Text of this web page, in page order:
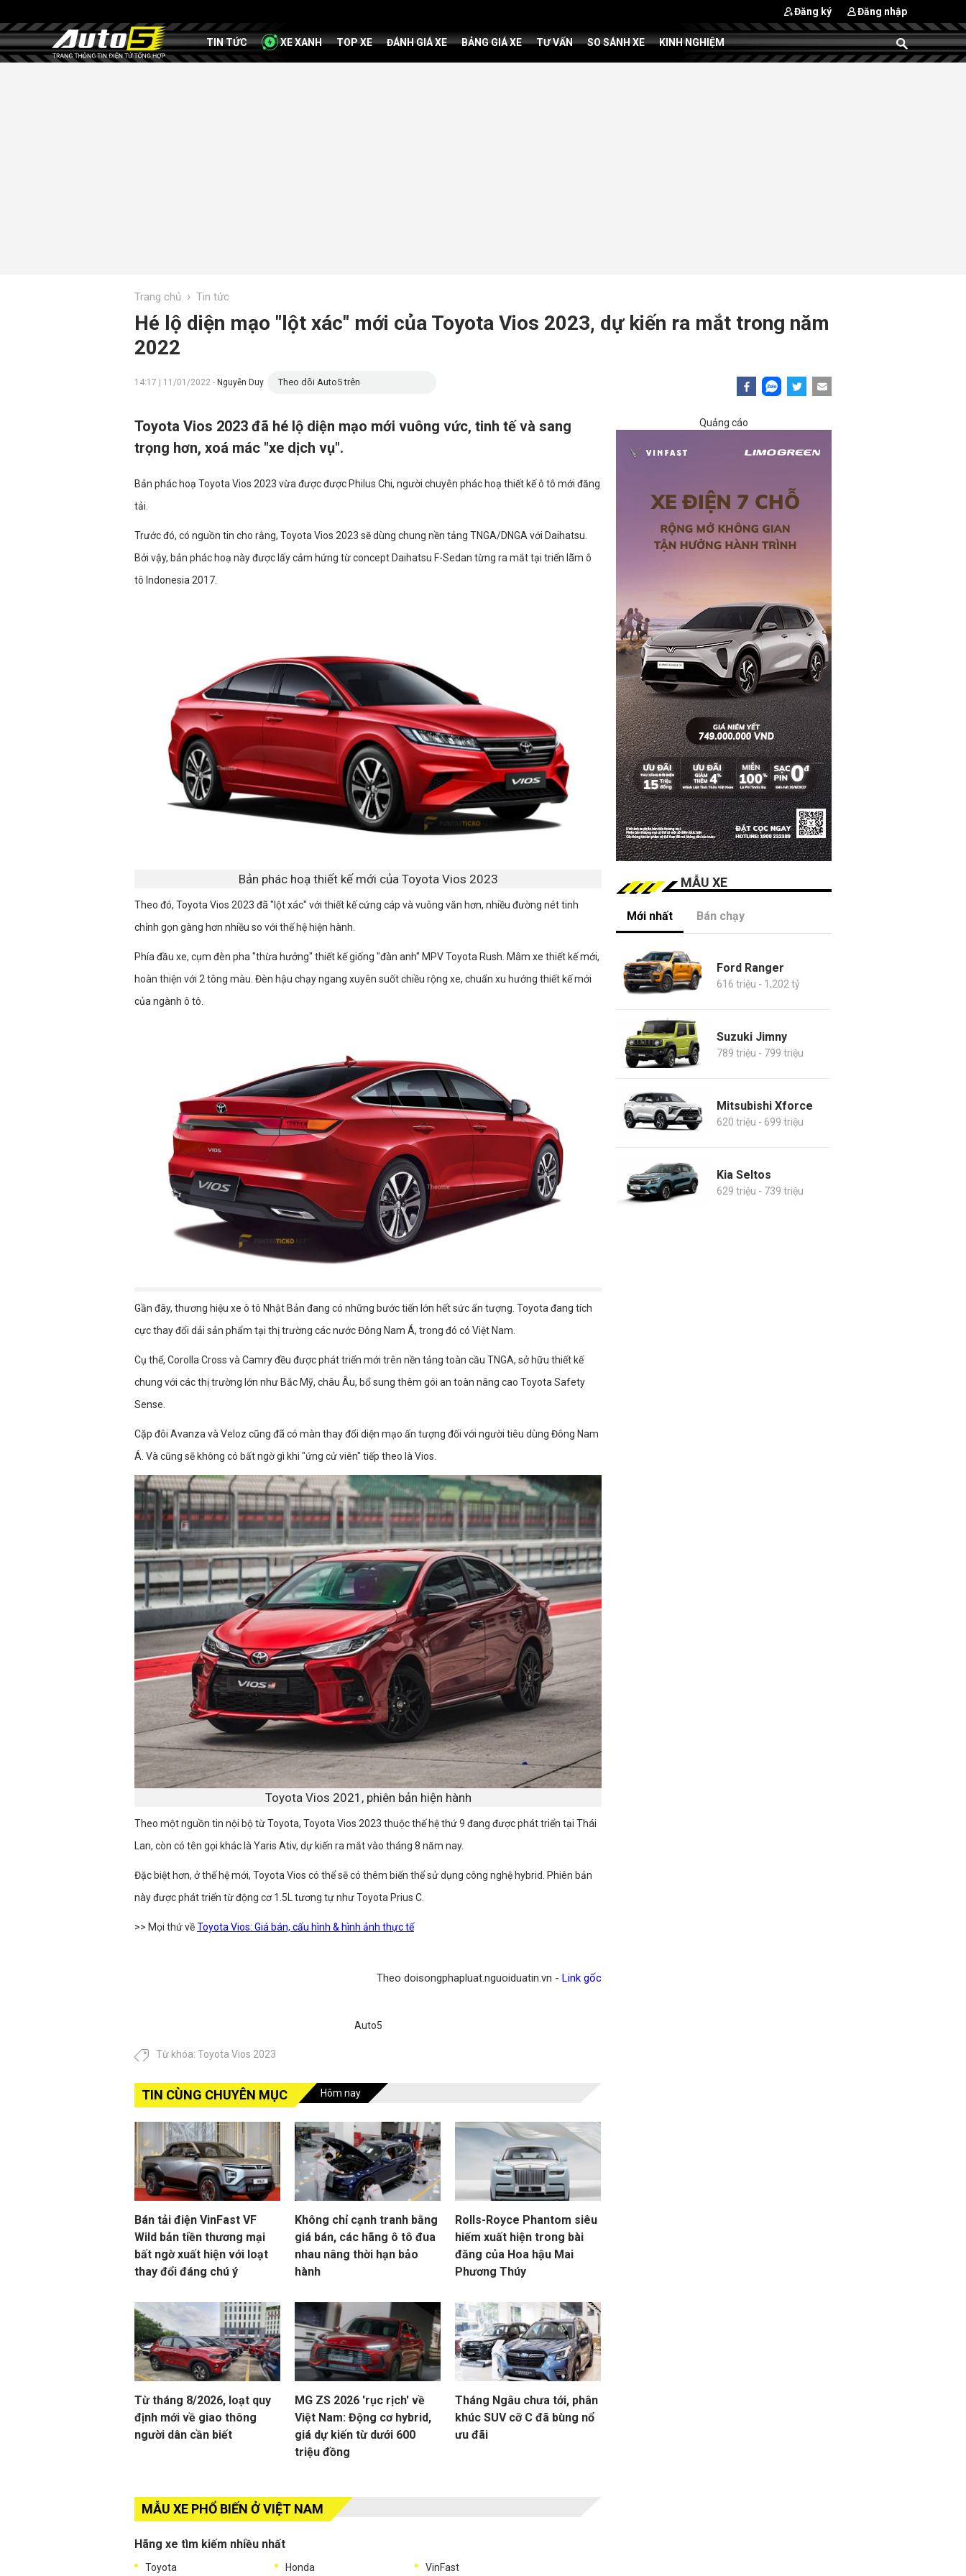
Đăng ký Đăng nhập
TIN TỨC XE XANH TOP XE ĐÁNH GIÁ XE BẢNG GIÁ XE TƯ VẤN SO SÁNH XE KINH NGHIỆM
Trang chủ › Tin tức
Hé lộ diện mạo "lột xác" mới của Toyota Vios 2023, dự kiến ra mắt trong năm
2022
14:17 | 11/01/2022 - Nguyễn Duy Theo dõi Auto5 trên
Toyota Vios 2023 đã hé lộ diện mạo mới vuông vức, tinh tế và sang
trọng hơn, xoá mác "xe dịch vụ".
Bản phác hoạ Toyota Vios 2023 vừa được được Philus Chi, người chuyên phác hoạ thiết kế ô tô mới đăng
tải.
Trước đó, có nguồn tin cho rằng, Toyota Vios 2023 sẽ dùng chung nền tảng TNGA/DNGA với Daihatsu.
Bởi vậy, bản phác hoạ này được lấy cảm hứng từ concept Daihatsu F-Sedan từng ra mắt tại triển lãm ô
tô Indonesia 2017.
Bản phác hoạ thiết kế mới của Toyota Vios 2023
Theo đó, Toyota Vios 2023 đã "lột xác" với thiết kế cứng cáp và vuông vắn hơn, nhiều đường nét tinh
chỉnh gọn gàng hơn nhiều so với thế hệ hiện hành.
Phía đầu xe, cụm đèn pha "thừa hưởng" thiết kế giống "đàn anh" MPV Toyota Rush. Mâm xe thiết kế mới,
hoàn thiện với 2 tông màu. Đèn hậu chạy ngang xuyên suốt chiều rộng xe, chuẩn xu hướng thiết kế mới
của ngành ô tô.
Gần đây, thương hiệu xe ô tô Nhật Bản đang có những bước tiến lớn hết sức ấn tượng. Toyota đang tích
cực thay đổi dải sản phẩm tại thị trường các nước Đông Nam Á, trong đó có Việt Nam.
Cụ thể, Corolla Cross và Camry đều được phát triển mới trên nền tảng toàn cầu TNGA, sở hữu thiết kế
chung với các thị trường lớn như Bắc Mỹ, châu Âu, bổ sung thêm gói an toàn nâng cao Toyota Safety
Sense.
Cặp đôi Avanza và Veloz cũng đã có màn thay đổi diện mạo ấn tượng đối với người tiêu dùng Đông Nam
Á. Và cũng sẽ không có bất ngờ gì khi "ứng cử viên" tiếp theo là Vios.
Toyota Vios 2021, phiên bản hiện hành
Theo một nguồn tin nội bộ từ Toyota, Toyota Vios 2023 thuộc thế hệ thứ 9 đang được phát triển tại Thái
Lan, còn có tên gọi khác là Yaris Ativ, dự kiến ra mắt vào tháng 8 năm nay.
Đặc biệt hơn, ở thế hệ mới, Toyota Vios có thể sẽ có thêm biến thể sử dụng công nghệ hybrid. Phiên bản
này được phát triển từ động cơ 1.5L tương tự như Toyota Prius C.
>> Mọi thứ vềToyota Vios: Giá bán, cấu hình & hình ảnh thực tế
Theo doisongphapluat.nguoiduatin.vn - Link gốc
Auto5
Từ khóa: Toyota Vios 2023
TIN CÙNG CHUYÊN MỤC Hôm nay
Bán tải điện VinFast VF
Wild bản tiền thương mại
bất ngờ xuất hiện với loạt
thay đổi đáng chú ý
Không chỉ cạnh tranh bằng
giá bán, các hãng ô tô đua
nhau nâng thời hạn bảo
hành
Rolls-Royce Phantom siêu
hiếm xuất hiện trong bài
đăng của Hoa hậu Mai
Phương Thúy
Từ tháng 8/2026, loạt quy
định mới về giao thông
người dân cần biết
MG ZS 2026 'rục rịch' về
Việt Nam: Động cơ hybrid,
giá dự kiến từ dưới 600
triệu đồng
Tháng Ngâu chưa tới, phân
khúc SUV cỡ C đã bùng nổ
ưu đãi
MẪU XE PHỔ BIẾN Ở VIỆT NAM
Hãng xe tìm kiếm nhiều nhất
Toyota Honda VinFast
Quảng cáo
MẪU XE
Mới nhất Bán chạy
Ford Ranger
616 triệu - 1,202 tỷ
Suzuki Jimny
789 triệu - 799 triệu
Mitsubishi Xforce
620 triệu - 699 triệu
Kia Seltos
629 triệu - 739 triệu